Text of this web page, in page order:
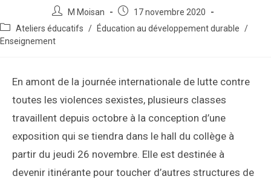
M Moisan
17 novembre 2020
Ateliers éducatifs / Éducation au développement durable /
Enseignement
En amont de la journée internationale de lutte contre
toutes les violences sexistes, plusieurs classes
travaillent depuis octobre à la conception d’une
exposition qui se tiendra dans le hall du collège à
partir du jeudi 26 novembre. Elle est destinée à
devenir itinérante pour toucher d’autres structures de